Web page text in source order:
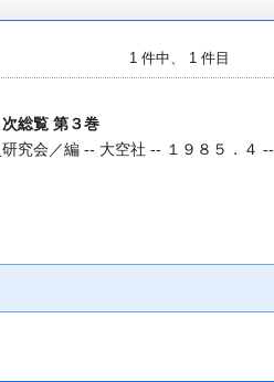
1 件中、 1 件目
総覧 第３巻
究会／編 -- 大空社 -- １９８５．４ --